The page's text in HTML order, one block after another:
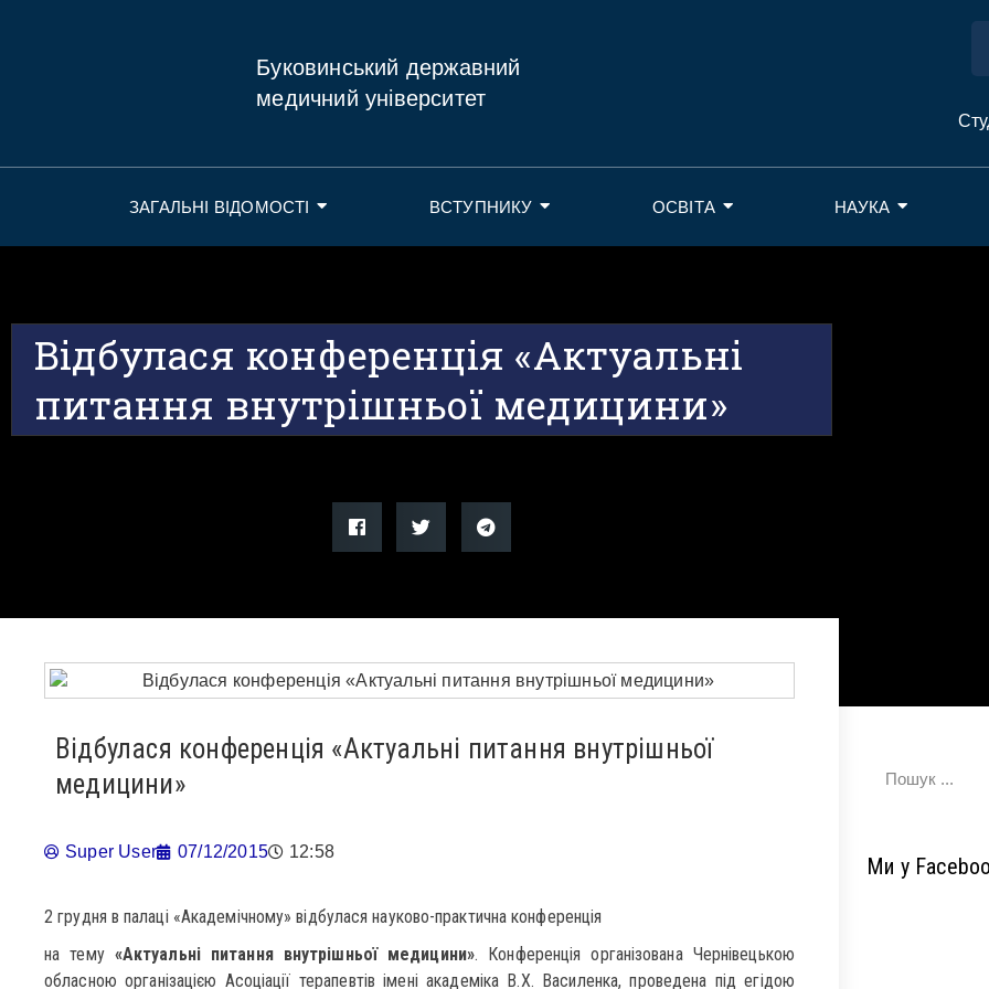
Буковинський державний
медичний університет
ЗАГАЛЬНІ ВІДОМОСТІ ВСТУПНИКУ ОСВІТА НАУКА
Відбулася конференція «Актуальні
питання внутрішньої медицини»
Відбулася конференція «Актуальні питання внутрішньої
медицини»
Super User 07/12/2015 12:58
2 грудня в палаці «Академічному» відбулася науково-практична конференція
на тему «Актуальні питання внутрішньої медицини». Конференція організована Чернівецькою
обласною організацією Асоціації терапевтів імені академіка В.Х. Василенка, проведена під егідою
Ми у